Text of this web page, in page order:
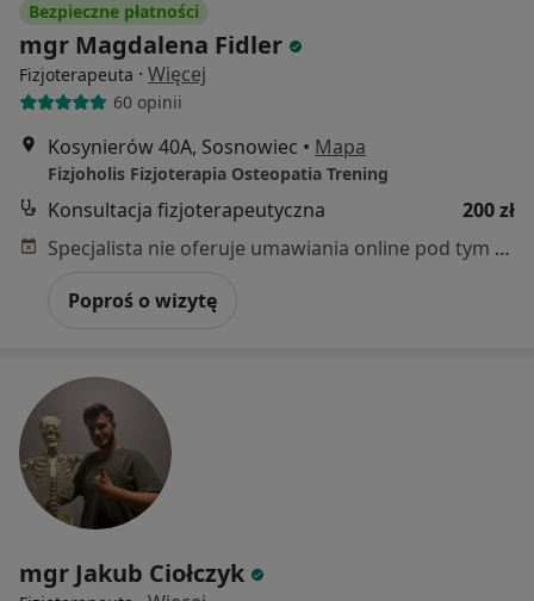
Bezpieczne płatności
mgr Magdalena Fidler
Fizjoterapeuta · Więcej
60 opinii
Kosynierów 40A, Sosnowiec • Mapa
Fizjoholis Fizjoterapia Osteopatia Trening
Konsultacja fizjoterapeutyczna
200 zł
Specjalista nie oferuje umawiania online pod tym adresem.
Poproś o wizytę
mgr Jakub Ciołczyk